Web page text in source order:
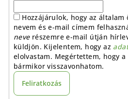
Hozzájárulok, hogy az
nevem és e-mail címem
neverészemre e-mail útján
küldjön. Kijelentem, hogy az
elolvastam. Megértettem, hogy
bármikor visszavonhatom.
Feliratkozás